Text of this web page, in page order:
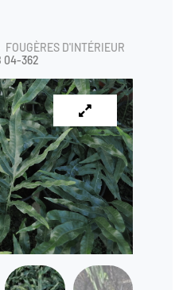
FOUGÈRES D'INTÉRIEUR
04-362